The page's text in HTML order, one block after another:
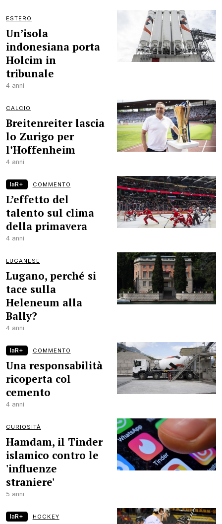
ESTERO
Un’isola
indonesiana porta
Holcim in
tribunale
4 anni
CALCIO
Breitenreiter lascia
lo Zurigo per
l’Hoffenheim
4 anni
laR+ COMMENTO
L’effetto del
talento sul clima
della primavera
4 anni
LUGANESE
Lugano, perché si
tace sulla
Heleneum alla
Bally?
4 anni
laR+ COMMENTO
Una responsabilità
ricoperta col
cemento
4 anni
CURIOSITÀ
Hamdam, il Tinder
islamico contro le
'influenze
straniere'
5 anni
laR+ HOCKEY